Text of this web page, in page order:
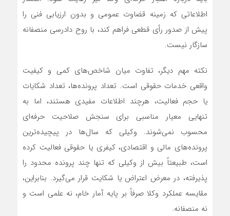
اطلاعاتی که زمینه قضاوت عمومی و بدون ارزیابی فنی را
پیش از صدور رأی قطعی فراهم کند، با روح دادرسی منصفانه
سازگار نیست.
نکته مهم دیگر، تفاوت میان شاخص‌های کمی و کیفیت
واقعی خدمات حقوقی است. تعداد پرونده‌ها، تعداد شکایات
یا حجم فعالیت، هرچند اطلاعات مفیدی هستند، اما به
تنهایی معیار مناسبی برای سنجش صلاحیت حرفه‌ای
محسوب نمی‌شوند. وکیلی که سال‌ها در پیچیده‌ترین
پرونده‌های مالی و اقتصادی، کیفری یا حقوقی فعالیت کرده
است، طبیعتاً بیش از وکیلی که تنها چند پرونده محدود را
پذیرفته، در معرض اعتراض یا شکایت قرار می‌گیرد. بنابراین،
مقایسه عملکرد وکلا صرفاً بر پایه آمار خام، نه علمی است و
نه منصفانه.